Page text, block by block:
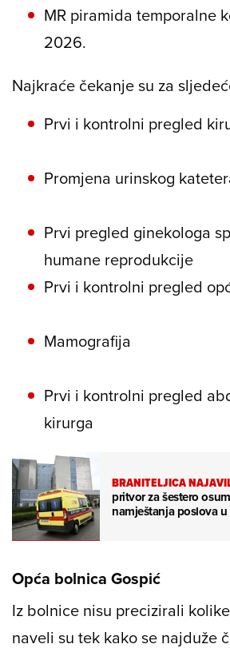
MR piramida temporalne
2026.
Najkraće čekanje su za
Prvi i kontrolni pregled
Promjena
Prvi pregled ginekologa
humane reprodukcije
Prvi i kontrolni pregled
Prvi i kontrolni pregled
kirurga
BRANITELJICA
pritvor za šestero
namještanja poslova
Opća bolnica Gospić
Iz bolnice nisu precizirali
naveli su tek kako se najduže